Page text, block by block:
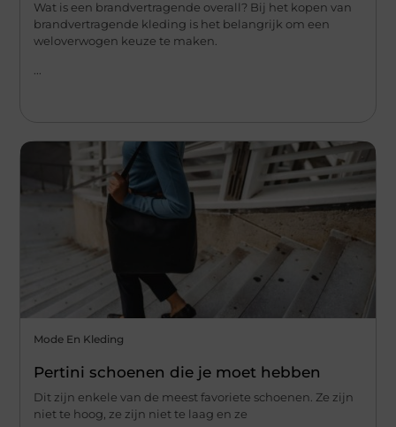
Wat is een brandvertragende overall? Bij het kopen van
brandvertragende kleding is het belangrijk om een
weloverwogen keuze te maken.
Mode En Kleding
Pertini schoenen die je moet hebben
Dit zijn enkele van de meest favoriete schoenen. Ze zijn
niet te hoog, ze zijn niet te laag en ze